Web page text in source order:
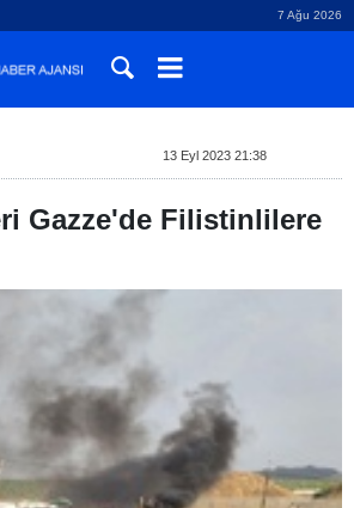
7 Ağu 2026
13 Eyl 2023 21:38
Gazze'de Filistinlilere